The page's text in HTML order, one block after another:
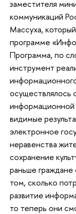
заместителя
коммуникаций
Массуха,
программе
Программа, по
инструмент
осуществлялось
информационной
видимые
электронное
неравенства
сохранение
раньше
том, сколько
развитие
то теперь они